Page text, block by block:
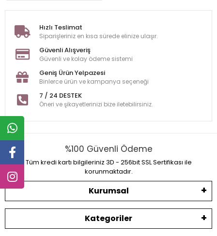
Hızlı Teslimat
Siparişleriniz en kısa sürede elinize ulaşır.
Güvenli Alışveriş
Güvenli ve kolay ödeme sistemi
Geniş Ürün Yelpazesi
Binlerce ürün ve kampanya seçeneği
7 / 24 DESTEK
Öneri ve şikayetlerinizi bize iletebilirsiniz.
%100 Güvenli Ödeme
Tüm kredi kartı bilgileriniz 3D - 256bit SSL Sertifikası ile
korunmaktadır.
Kurumsal
Kategoriler